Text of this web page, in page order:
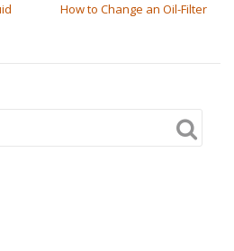
How to Change an Oil-Filter